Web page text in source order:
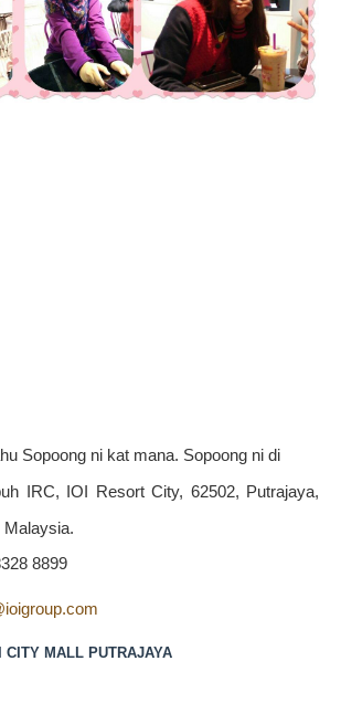
Sopoong ni kat mana. Sopoong ni di
IRC, IOI Resort City, 62502, Putrajaya,
Malaysia.
8899
CITY MALL PUTRAJAYA